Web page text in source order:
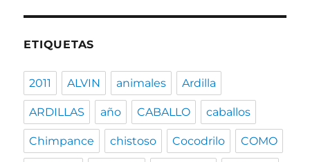
ETIQUETAS
2011 ALVIN animales Ardilla
ARDILLAS año CABALLO caballos
Chimpance chistoso Cocodrilo COMO